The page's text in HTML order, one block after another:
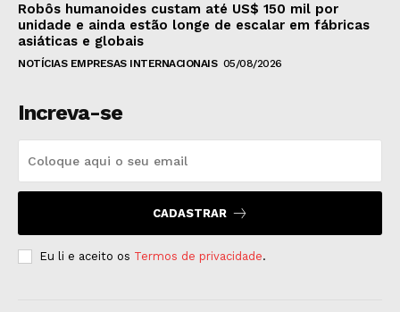
Robôs humanoides custam até US$ 150 mil por
unidade e ainda estão longe de escalar em fábricas
asiáticas e globais
NOTÍCIAS EMPRESAS INTERNACIONAIS 05/08/2026
Increva-se
CADASTRAR
Eu li e aceito os Termos de privacidade.